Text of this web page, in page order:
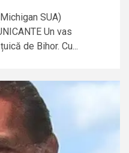
SUA)
Un vas
de Bihor. Cu...